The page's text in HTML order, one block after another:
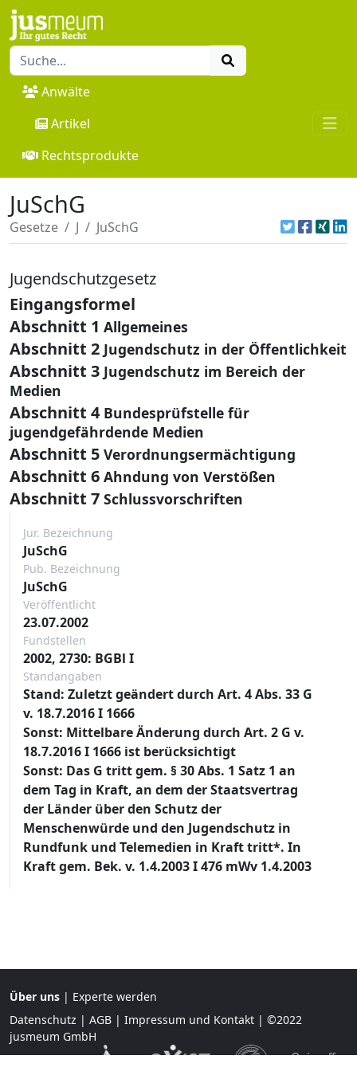
Anwälte
Artikel
Rechtsprodukte
JuSchG
Gesetze J JuSchG
Jugendschutzgesetz
Eingangsformel
Abschnitt 1 Allgemeines
Abschnitt 2 Jugendschutz in der Öffentlichkeit
Abschnitt 3 Jugendschutz im Bereich der
Medien
Abschnitt 4 Bundesprüfstelle für
jugendgefährdende Medien
Abschnitt 5 Verordnungsermächtigung
Abschnitt 6 Ahndung von Verstößen
Abschnitt 7 Schlussvorschriften
Jur. Bezeichnung
JuSchG
Pub. Bezeichnung
JuSchG
Veröffentlicht
23.07.2002
Fundstellen
2002, 2730: BGBl I
Standangaben
Stand: Zuletzt geändert durch Art. 4 Abs. 33 G
v. 18.7.2016 I 1666
Sonst: Mittelbare Änderung durch Art. 2 G v.
18.7.2016 I 1666 ist berücksichtigt
Sonst: Das G tritt gem. § 30 Abs. 1 Satz 1 an
dem Tag in Kraft, an dem der Staatsvertrag
der Länder über den Schutz der
Menschenwürde und den Jugendschutz in
Rundfunk und Telemedien in Kraft tritt*. In
Kraft gem. Bek. v. 1.4.2003 I 476 mWv 1.4.2003
Über uns | Experte werden
Datenschutz | AGB | Impressum und Kontakt | ©2022
jusmeum GmbH